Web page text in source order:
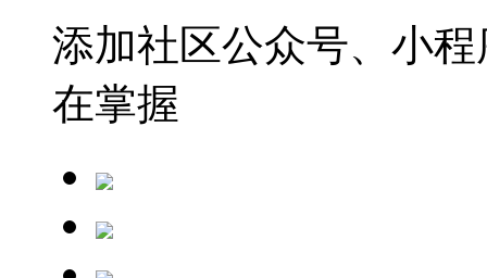
添加社区公众号、小
在掌握